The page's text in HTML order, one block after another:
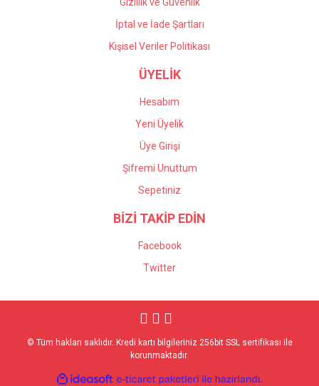
İptal ve İade Şartları
Kişisel Veriler Politikası
ÜYELİK
Hesabım
Yeni Üyelik
Üye Girişi
Şifremi Unuttum
Sepetiniz
BİZİ TAKİP EDİN
Facebook
Twitter
© Tüm hakları saklıdır. Kredi kartı bilgileriniz 256bit SSL sertifikası ile
korunmaktadır.
ideasoft e-